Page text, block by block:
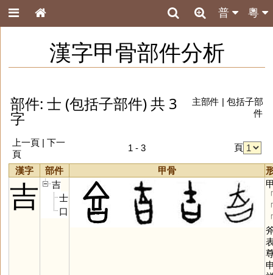
粵
普
漢字甲骨部件分析
部件: 士 (包括子部件) 共 3
字
主部件 | 包括子部
件
上一頁 | 下一
頁
1 - 3 頁
漢字 部件 甲骨
吉
吉
士
口